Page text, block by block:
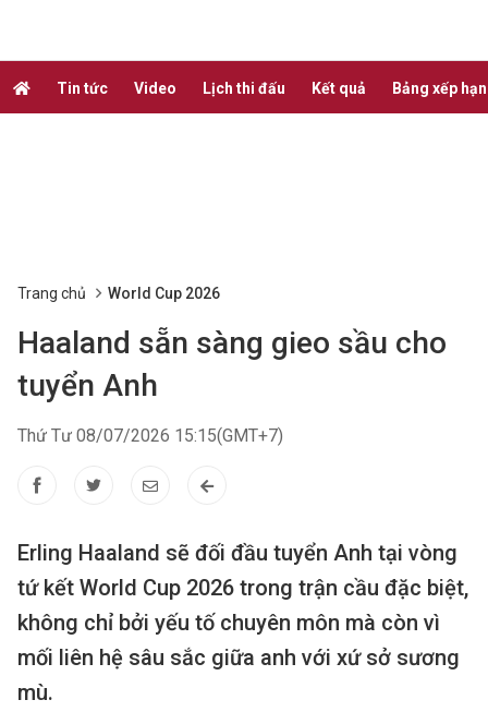
Tin tức Video Lịch thi đấu Kết quả Bảng xếp
Trang chủ World Cup 2026
Haaland sẵn sàng gieo sầu cho
tuyển Anh
Thứ Tư 08/07/2026 15:15(GMT+7)
Erling Haaland sẽ đối đầu tuyển Anh tại vòng
tứ kết World Cup 2026 trong trận cầu đặc biệt,
không chỉ bởi yếu tố chuyên môn mà còn vì
mối liên hệ sâu sắc giữa anh với xứ sở sương
mù.